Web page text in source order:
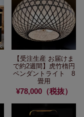
【受注生産 お届けま
で約2週間】
虎竹楕円
ペンダントライト 8
畳用
¥78,000（税抜）